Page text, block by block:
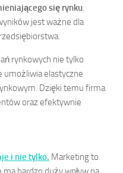
się rynku.
jest ważne dla
rynkowych nie tylko
umożliwia elastyczne
Dzięki temu firma
oraz efektywnie
i nie tylko. Marketing to